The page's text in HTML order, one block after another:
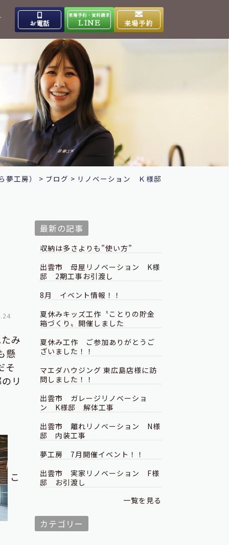
お電話
出雲高岡体感ギャラリー
0853-31-4133
9:00～17:00
水曜日
大田ショールーム
0854-86-8640
9:00～17:00
定休日 日曜日
来場予約・資料請求
LINE 来場予約
工房） > ブログ > リノベーション Ｋ様邸
み
懸
そ
リ
こ
最新の記事
収納は多さよりも”使い方”
出雲市 母屋リノベーション K様
邸 2期工事お引渡し
8月 イベント情報！！
夏休みキッズ工作〝ことりの貯金
箱づくり〟開催しました
夏休み工作 ご参加ありがとうご
ざいました！！
マエダハウジング 東広島店様に訪
問しました！！
出雲市 ガレージリノベーショ
ン K様邸 解体工事
出雲市 離れリノベーション N様
邸 内装工事
夢工房 7月開催イベント！！
出雲市 実家リノベーション F様
邸 お引渡し
一覧を見る
カテゴリー